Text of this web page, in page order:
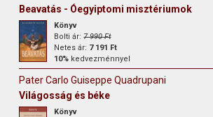
Beavatás - Óegyiptomi misztériumok
Könyv
Bolti ár:7 990 Ft
Netes ár: 7 191 Ft
10% kedvezménnyel
Pater Carlo Guiseppe Quadrupani
Világosság és béke
Könyv